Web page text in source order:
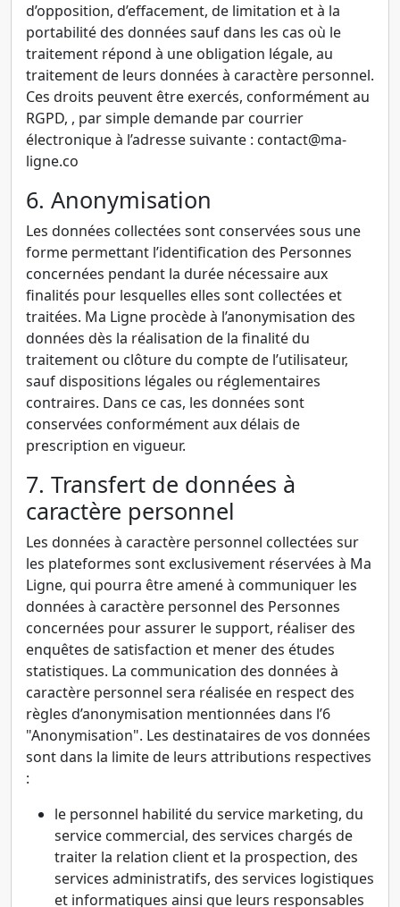
d’opposition, d’effacement, de limitation et à la
portabilité des données sauf dans les cas où le
traitement répond à une obligation légale, au
traitement de leurs données à caractère personnel.
Ces droits peuvent être exercés, conformément au
RGPD, , par simple demande par courrier
électronique à l’adresse suivante : contact@ma-
ligne.co
6. Anonymisation
Les données collectées sont conservées sous une
forme permettant l’identification des Personnes
concernées pendant la durée nécessaire aux
finalités pour lesquelles elles sont collectées et
traitées. Ma Ligne procède à l’anonymisation des
données dès la réalisation de la finalité du
traitement ou clôture du compte de l’utilisateur,
sauf dispositions légales ou réglementaires
contraires. Dans ce cas, les données sont
conservées conformément aux délais de
prescription en vigueur.
7. Transfert de données à
caractère personnel
Les données à caractère personnel collectées sur
les plateformes sont exclusivement réservées à Ma
Ligne, qui pourra être amené à communiquer les
données à caractère personnel des Personnes
concernées pour assurer le support, réaliser des
enquêtes de satisfaction et mener des études
statistiques. La communication des données à
caractère personnel sera réalisée en respect des
règles d’anonymisation mentionnées dans l’6
"Anonymisation". Les destinataires de vos données
sont dans la limite de leurs attributions respectives
:
le personnel habilité du service marketing, du
service commercial, des services chargés de
traiter la relation client et la prospection, des
services administratifs, des services logistiques
et informatiques ainsi que leurs responsables